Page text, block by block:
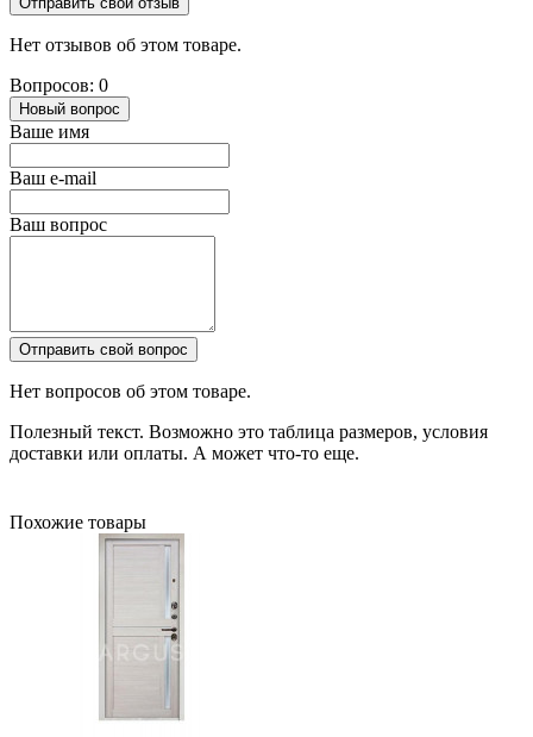
Нет отзывов об этом товаре.
Вопросов: 0
Новый вопрос
Ваше имя
Ваш e-mail
Ваш вопрос
Отправить свой вопрос
Нет вопросов об этом товаре.
Полезный текст. Возможно это таблица размеров, условия
доставки или оплаты. А может что-то еще.
Похожие товары